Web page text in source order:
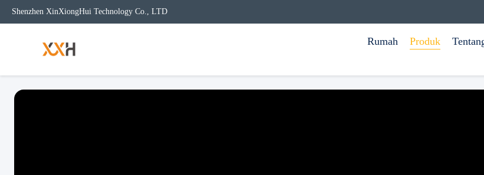
Shenzhen XinXiongHui Technology Co., LTD
Rumah Produk